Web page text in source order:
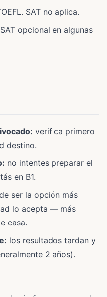
SAT no aplica.
SAT opcional en algunas
verifica primero
destino.
no intentes preparar el
en B1.
ser la opción más
lo acepta — más
casa.
los resultados tardan y
2 años).